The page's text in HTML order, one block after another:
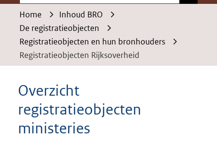
Home
Inhoud BRO
De registratieobjecten
Registratieobjecten en hun bronhouders
Registratieobjecten Rijksoverheid
Overzicht
registratieobjecten
ministeries